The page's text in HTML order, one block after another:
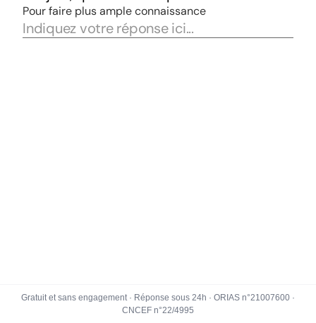
Gratuit et sans engagement · Réponse sous 24h · ORIAS n°21007600 ·
CNCEF n°22/4995